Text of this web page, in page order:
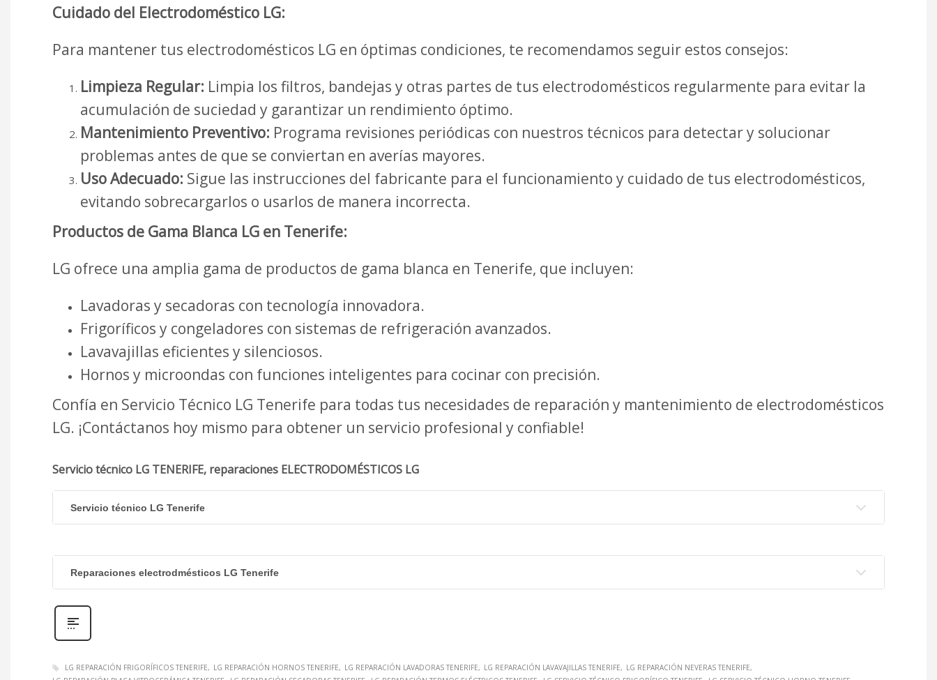
Cuidado del Electrodoméstico LG:
Para mantener tus electrodomésticos LG en óptimas condiciones, te recomendamos seguir estos consejos:
Limpieza Regular: Limpia los filtros, bandejas y otras partes de tus electrodomésticos regularmente para evitar la
acumulación de suciedad y garantizar un rendimiento óptimo.
Mantenimiento Preventivo: Programa revisiones periódicas con nuestros técnicos para detectar y solucionar
problemas antes de que se conviertan en averías mayores.
Uso Adecuado: Sigue las instrucciones del fabricante para el funcionamiento y cuidado de tus electrodomésticos,
evitando sobrecargarlos o usarlos de manera incorrecta.
Productos de Gama Blanca LG en Tenerife:
LG ofrece una amplia gama de productos de gama blanca en Tenerife, que incluyen:
Lavadoras y secadoras con tecnología innovadora.
Frigoríficos y congeladores con sistemas de refrigeración avanzados.
Lavavajillas eficientes y silenciosos.
Hornos y microondas con funciones inteligentes para cocinar con precisión.
Confía en Servicio Técnico LG Tenerife para todas tus necesidades de reparación y mantenimiento de electrodomésticos
LG. ¡Contáctanos hoy mismo para obtener un servicio profesional y confiable!
Servicio técnico LG TENERIFE, reparaciones ELECTRODOMÉSTICOS LG
Servicio técnico LG Tenerife
Reparaciones electrodmésticos LG Tenerife
LG REPARACIÓN FRIGORÍFICOS TENERIFE LG REPARACIÓN HORNOS TENERIFE LG REPARACIÓN LAVADORAS TENERIFE LG REPARACIÓN LAVAVAJILLAS TENERIFE
LG REPARACIÓN NEVERAS TENERIFE